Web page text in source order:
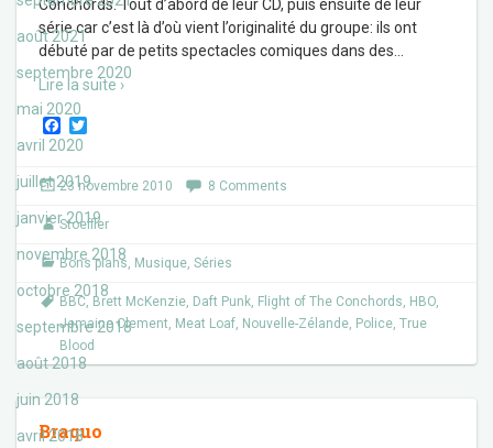
août 2021
septembre 2020
mai 2020
avril 2020
juillet 2019
janvier 2019
novembre 2018
octobre 2018
septembre 2018
août 2018
juin 2018
avril 2018
Conchords. Tout d’abord de leur CD, puis ensuite de leur
série car c’est là d’où vient l’originalité du groupe: ils ont
débuté par de petits spectacles comiques dans des
Lire la suite ›
F
a
e
b
o
o
k
t
t
e
r
23 novembre 2010 8 Comments
Stoeffler
Bons plans, Musique, Séries
BBC, Brett McKenzie, Daft Punk, Flight of The Conchords, HBO,
Jemaine Clement, Meat Loaf, Nouvelle-Zélande, Police, True
Blood
Braquo